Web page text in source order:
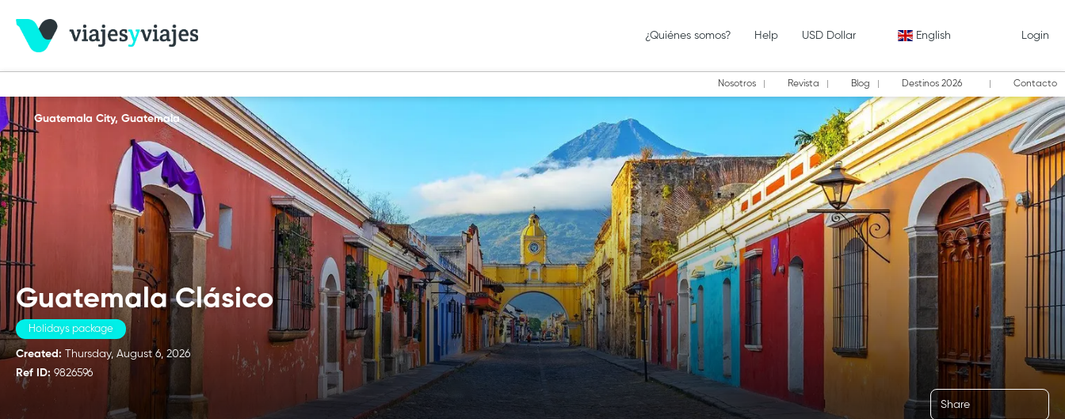
¿Quiénes somos? Help USD Dollar English Login
Nosotros Revista Blog Destinos 2026 Contacto
Guatemala Clásico
Holidays package
Created:
Thursday, August 6, 2026
Ref ID: 9826596
Share
Guatemala City, Guatemala